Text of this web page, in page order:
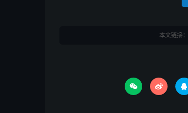
本文链接：
  